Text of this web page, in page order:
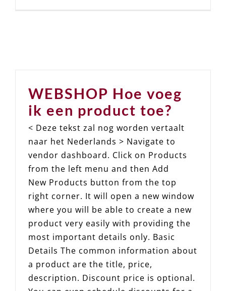
WEBSHOP Hoe voeg
ik een product toe?
< Deze tekst zal nog worden vertaalt
naar het Nederlands > Navigate to
vendor dashboard. Click on Products
from the left menu and then Add
New Products button from the top
right corner. It will open a new window
where you will be able to create a new
product very easily with providing the
most important details only. Basic
Details The common information about
a product are the title, price,
description. Discount price is optional.